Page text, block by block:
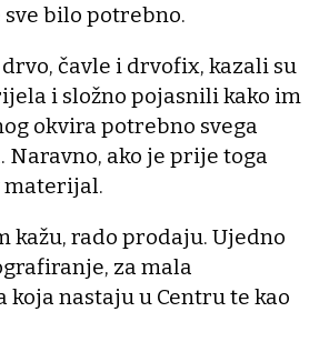
bilo potrebno.
čavle i drvofix, kazali su
i složno pojasnili kako im
okvira potrebno svega
ako je prije toga
kažu, rado prodaju. Ujedno
za mala
nastaju u Centru te kao